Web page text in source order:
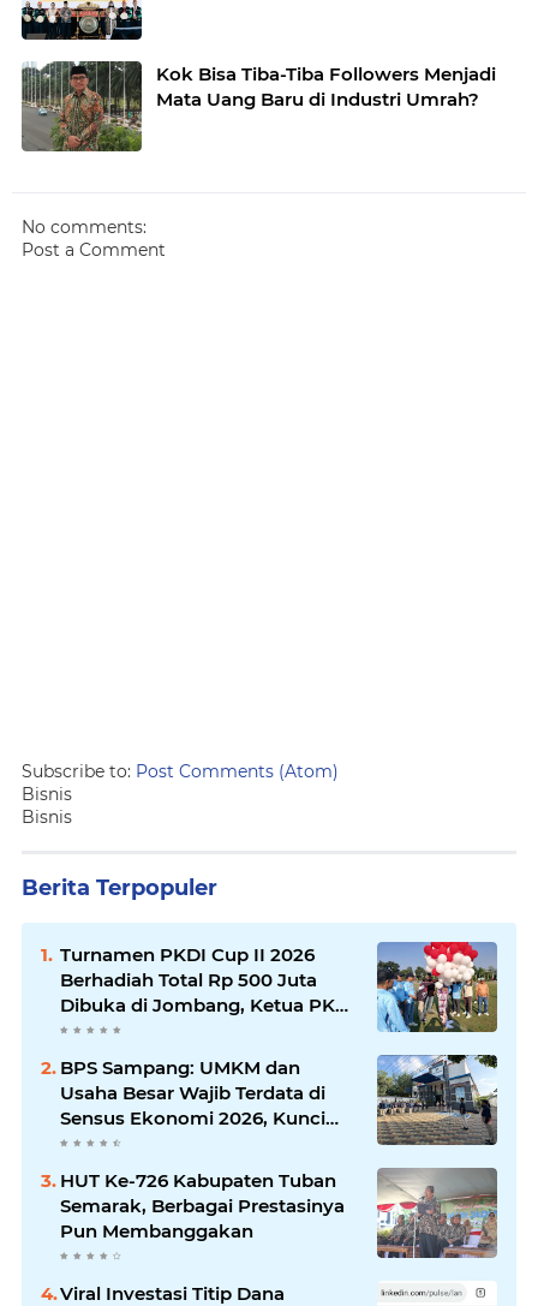
Kok Bisa Tiba-Tiba Followers Menjadi
Mata Uang Baru di Industri Umrah?
No comments:
Post a Comment
Subscribe to: Post Comments (Atom)
Bisnis
Bisnis
Berita Terpopuler
Turnamen PKDI Cup II 2026
Berhadiah Total Rp 500 Juta
Dibuka di Jombang, Ketua PKDI
Jatim Syaifullah Mahdi: Ajang
Komunikasi Antar-Kades untuk
Memajukan Desa
BPS Sampang: UMKM dan
Usaha Besar Wajib Terdata di
Sensus Ekonomi 2026, Kunci
Kebijakan Tepat Sasaran
HUT Ke-726 Kabupaten Tuban
Semarak, Berbagai Prestasinya
Pun Membanggakan
Viral Investasi Titip Dana